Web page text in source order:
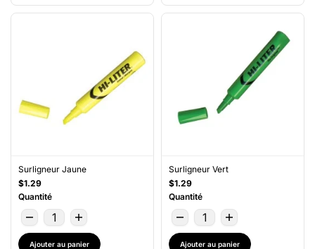
Surligneur Jaune
$1.29
Quantité
Ajouter au panier
Surligneur Vert
$1.29
Quantité
Ajouter au panier